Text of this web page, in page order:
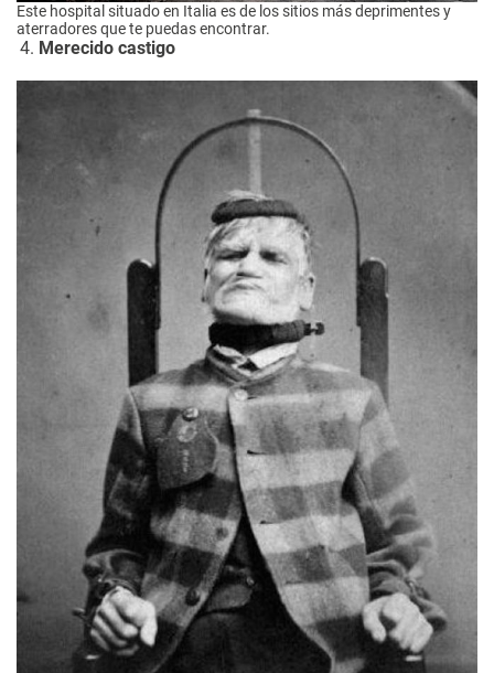
Este hospital situado en Italia es de los sitios más deprimentes y
aterradores que te puedas encontrar.
Merecido castigo